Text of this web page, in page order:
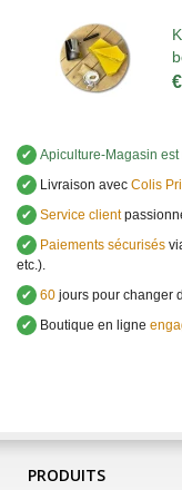
✔ Apiculture-Magasin est
✔
Livraison avec Colis
✔ Service client
✔
Paiements sécurisés
etc.).
✔ 60 jours pour changer
✔
Boutique en ligne
PRODUITS